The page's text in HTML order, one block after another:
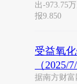
出-973.75
报9.850
受益氧
（2025/
据南方财